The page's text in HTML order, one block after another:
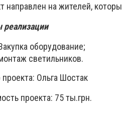
направлен на жителей,
реализации
оборудование;
светильников.
Ольга Шостак
проекта: 75 ты.грн.